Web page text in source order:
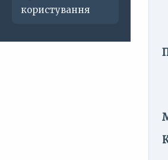
користування